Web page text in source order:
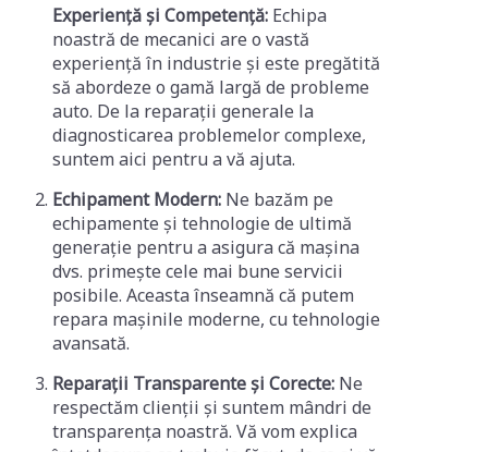
Experiență și Competență: Echipa
noastră de mecanici are o vastă
experiență în industrie și este pregătită
să abordeze o gamă largă de probleme
auto. De la reparații generale la
diagnosticarea problemelor complexe,
suntem aici pentru a vă ajuta.
Echipament Modern: Ne bazăm pe
echipamente și tehnologie de ultimă
generație pentru a asigura că mașina
dvs. primește cele mai bune servicii
posibile. Aceasta înseamnă că putem
repara mașinile moderne, cu tehnologie
avansată.
Reparații Transparente și Corecte: Ne
respectăm clienții și suntem mândri de
transparența noastră. Vă vom explica